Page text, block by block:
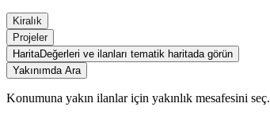
Kiralık
Projeler
HaritaDeğerleri ve ilanları tematik haritada görün
Yakınımda Ara
Konumuna yakın ilanlar için yakınlık mesafesini seç.